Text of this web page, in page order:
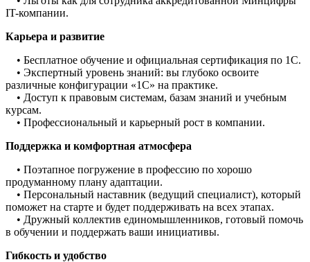
IT-компании.
Карьера и развитие
• Бесплатное обучение и официальная сертификация по 1С.
• Экспертный уровень знаний: вы глубоко освоите
различные конфигурации «1С» на практике.
• Доступ к правовым системам, базам знаний и учебным
курсам.
• Профессиональный и карьерный рост в компании.
Поддержка и комфортная атмосфера
• Поэтапное погружение в профессию по хорошо
продуманному плану адаптации.
• Персональный наставник (ведущий специалист), который
поможет на старте и будет поддерживать на всех этапах.
• Дружный коллектив единомышленников, готовый помочь
в обучении и поддержать ваши инициативы.
Гибкость и удобство